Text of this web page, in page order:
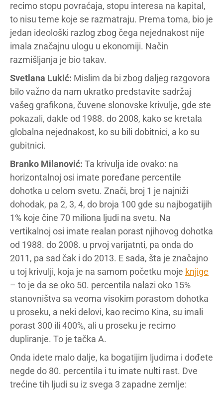
recimo stopu povraćaja, stopu interesa na kapital,
to nisu teme koje se razmatraju. Prema toma, bio je
jedan ideološki razlog zbog čega nejednakost nije
imala značajnu ulogu u ekonomiji. Način
razmišljanja je bio takav.
Svetlana Lukić: Mislim da bi zbog daljeg razgovora
bilo važno da nam ukratko predstavite sadržaj
vašeg grafikona, čuvene slonovske krivulje, gde ste
pokazali, dakle od 1988. do 2008, kako se kretala
globalna nejednakost, ko su bili dobitnici, a ko su
gubitnici.
Branko Milanović: Ta krivulja ide ovako: na
horizontalnoj osi imate poređane percentile
dohotka u celom svetu. Znači, broj 1 je najniži
dohodak, pa 2, 3, 4, do broja 100 gde su najbogatijih
1% koje čine 70 miliona ljudi na svetu. Na
vertikalnoj osi imate realan porast njihovog dohotka
od 1988. do 2008. u prvoj varijatnti, pa onda do
2011, pa sad čak i do 2013. E sada, šta je značajno
u toj krivulji, koja je na samom početku moje knjige
– to je da se oko 50. percentila nalazi oko 15%
stanovništva sa veoma visokim porastom dohotka
u proseku, a neki delovi, kao recimo Kina, su imali
porast 300 ili 400%, ali u proseku je recimo
dupliranje. To je tačka A.
Onda idete malo dalje, ka bogatijim ljudima i dođete
negde do 80. percentila i tu imate nulti rast. Dve
trećine tih ljudi su iz svega 3 zapadne zemlje: